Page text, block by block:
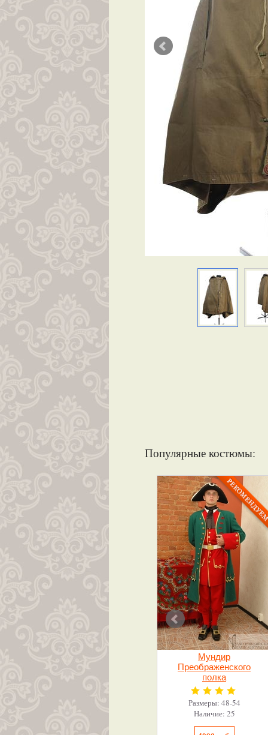
Популярные костюмы:
Мундир
Преображенского
полка
Размеры: 48-54
Наличие: 25